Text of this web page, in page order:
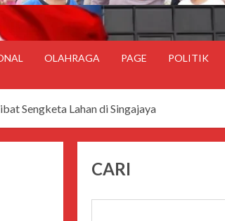
OLAHRAGA PAGE POLITIK
Sengketa Lahan di Singajaya
CARI